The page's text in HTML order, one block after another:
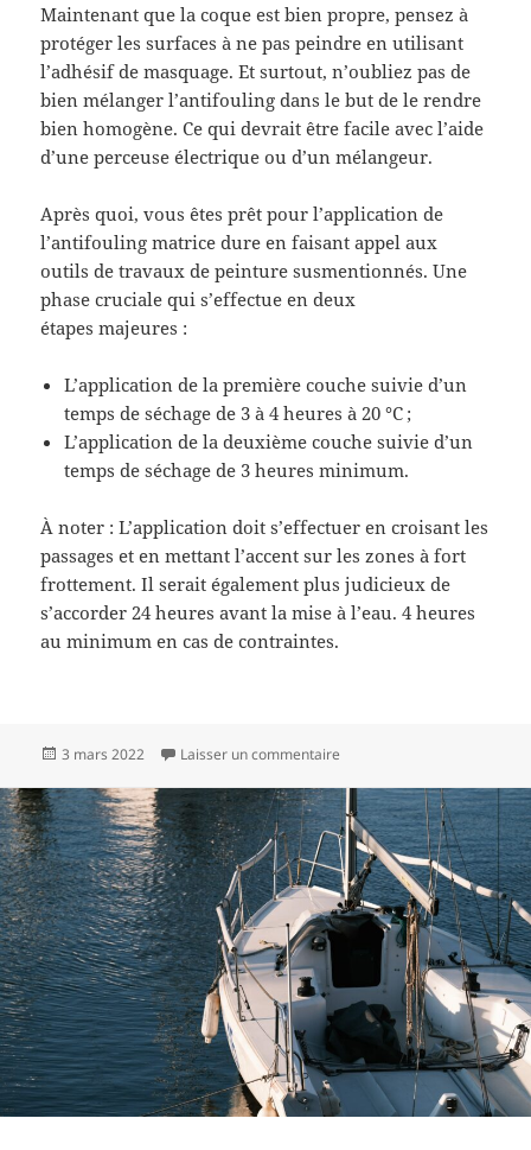
Maintenant que la coque est bien propre, pensez à
protéger les surfaces à ne pas peindre en utilisant
l’adhésif de masquage. Et surtout, n’oubliez pas de
bien mélanger l’antifouling dans le but de le rendre
bien homogène. Ce qui devrait être facile avec l’aide
d’une perceuse électrique ou d’un mélangeur.
Après quoi, vous êtes prêt pour l’application de
l’antifouling matrice dure en faisant appel aux
outils de travaux de peinture susmentionnés. Une
phase cruciale qui s’effectue en deux
étapes majeures :
L’application de la première couche suivie d’un
temps de séchage de 3 à 4 heures à 20 °C ;
L’application de la deuxième couche suivie d’un
temps de séchage de 3 heures minimum.
À noter : L’application doit s’effectuer en croisant les
passages et en mettant l’accent sur les zones à fort
frottement. Il serait également plus judicieux de
s’accorder 24 heures avant la mise à l’eau. 4 heures
au minimum en cas de contraintes.
Publié
3 mars 2022 Laisser un commentaire